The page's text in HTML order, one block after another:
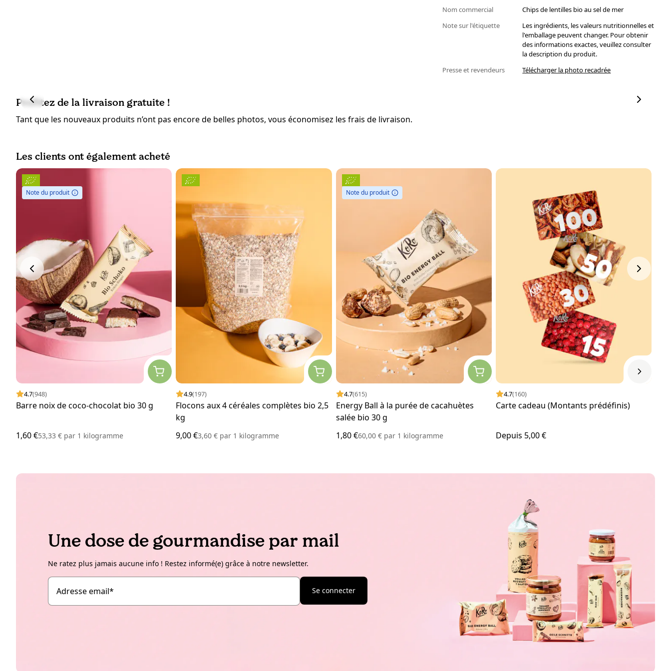
Nom commercial
Chips de lentilles bio au sel de mer
Note sur l'étiquette
Les ingrédients, les valeurs nutritionnelles et
l'emballage peuvent changer. Pour obtenir
des informations exactes, veuillez consulter
la description du produit.
Presse et revendeurs
Télécharger la photo recadrée
Profitez de la livraison gratuite !
Tant que les nouveaux produits n’ont pas encore de belles photos, vous économisez les frais de livraison.
Les clients ont également acheté
Note du produit
4.7(948)
Barre noix de coco-chocolat bio 30 g
1,60 €53,33 € par 1 kilogramme
4.9(197)
Flocons aux 4 céréales complètes bio 2,5
kg
9,00 €3,60 € par 1 kilogramme
Note du produit
4.7(615)
Energy Ball à la purée de cacahuètes
salée bio 30 g
1,80 €60,00 € par1 kilogramme
4.7(160)
Carte cadeau (Montants prédéfinis)
Depuis 5,00 €
Une dose de gourmandise par mail
Ne ratez plus jamais aucune info ! Restez informé(e) grâce à notre newsletter.
Adresse email* Se connecter